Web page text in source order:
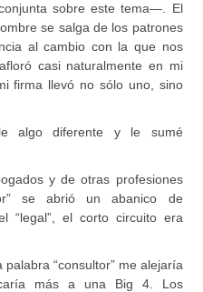
sobre este tema—. El
se salga de los patrones
al cambio con la que nos
casi naturalmente en mi
firma llevó no sólo uno, sino
algo diferente y le sumé
y de otras profesiones
se abrió un abanico de
“legal”, el corto circuito era
“consultor” me alejaría
más a una Big 4. Los